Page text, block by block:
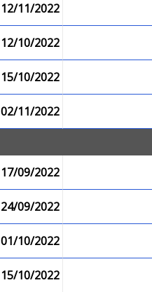
12/11/2022
12/10/2022
15/10/2022
02/11/2022
17/09/2022
24/09/2022
01/10/2022
15/10/2022